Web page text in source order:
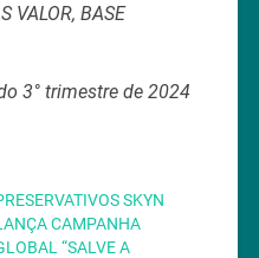
VALOR, BASE
3° trimestre de 2024
SKYN
CAMPANHA
“SALVE A